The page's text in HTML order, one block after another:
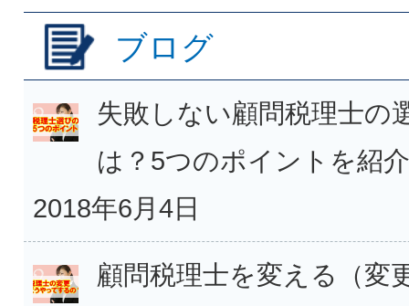
ブログ
失敗しない顧問税理士の
は？5つのポイントを紹
2018年6月4日
顧問税理士を変える（変